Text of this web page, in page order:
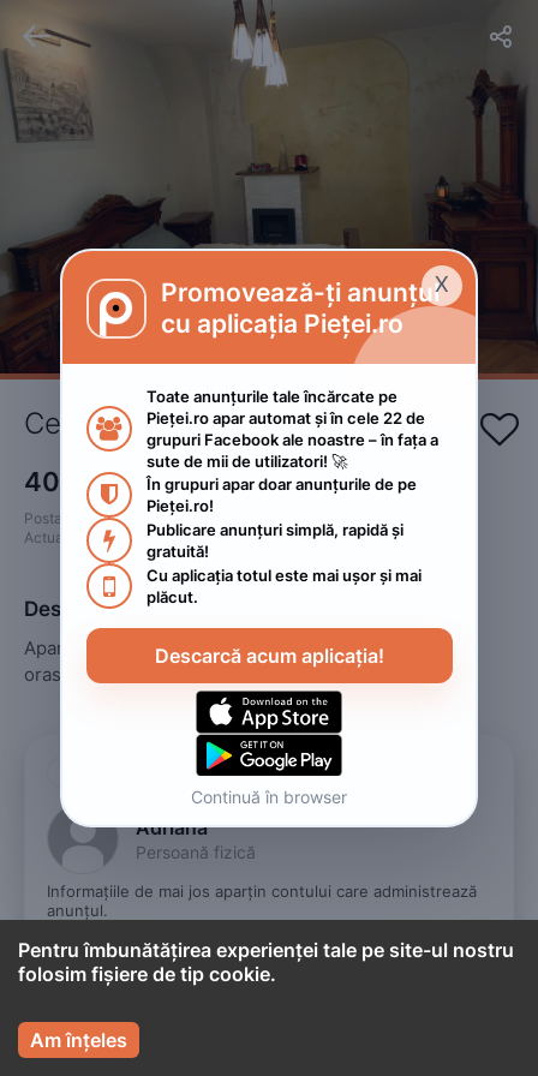
 
Centrul Istoric,Brasov 
400 RON
Postat
2023. ianuarie 7.
Actualizat
2023. mai 1.
Descriere
Apartament,2 camere ,situat in Centrul Istoric,inima
orasului Brasov,va sta la dispozitie tot timpul anului.
Adriana
Persoană fizică
Informațiile de mai jos aparțin contului care administrează
anunțul.
   Sună vânzătorul
X
Promovează-ți anunțul
cu aplicația Pieței.ro

Toate anunțurile tale încărcate pe
Pieței.ro apar automat și în cele 22 de
grupuri Facebook ale noastre – în fața a
sute de mii de utilizatori! 🚀

În grupuri apar doar anunțurile de pe
Pieței.ro!

Publicare anunțuri simplă, rapidă și
gratuită!

Cu aplicația totul este mai ușor și mai
plăcut.
Descarcă acum aplicația!
Continuă în browser
Pentru îmbunătățirea experienței tale pe site-ul nostru
folosim fișiere de tip cookie.
Am înțeles